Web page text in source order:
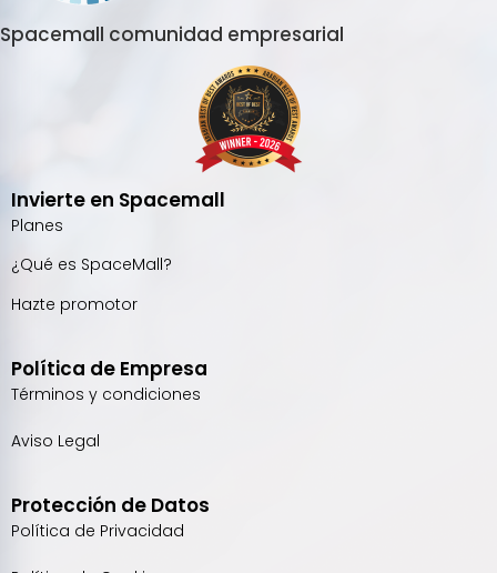
Spacemall comunidad empresarial
Invierte en Spacemall
Planes
¿Qué es SpaceMall?
Hazte promotor
Política de Empresa
Términos y condiciones
Aviso Legal
Protección de Datos
Política de Privacidad